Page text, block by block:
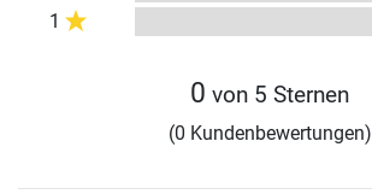
1
0 von 5 Sternen
(0 Kundenbewertungen)